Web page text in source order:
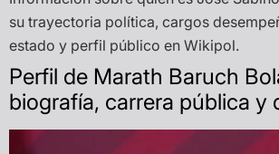
su trayectoria política, cargos
estado y perfil público en Wikipol.
Perfil de Marath Baruch
biografía, carrera pública y